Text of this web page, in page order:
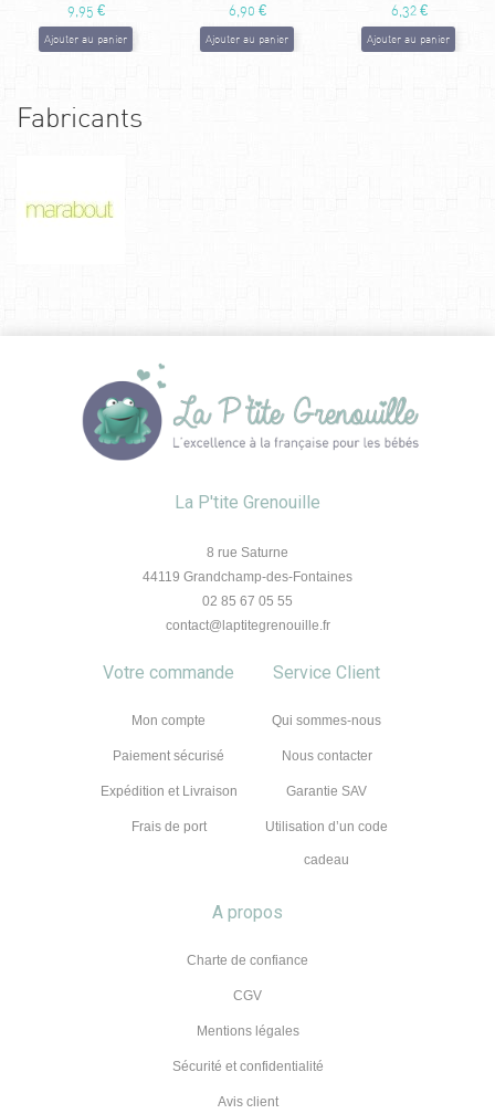
9,95 €
Ajouter au panier
6,90 €
Ajouter au panier
6,32 €
Ajouter au panier
Fabricants
La P'tite Grenouille
8 rue Saturne
44119 Grandchamp-des-Fontaines
02 85 67 05 55
contact@laptitegrenouille.fr
Votre commande
Mon compte
Paiement sécurisé
Expédition et Livraison
Frais de port
Service Client
Qui sommes-nous
Nous contacter
Garantie SAV
Utilisation d’un code
cadeau
A propos
Charte de confiance
CGV
Mentions légales
Sécurité et confidentialité
Avis client